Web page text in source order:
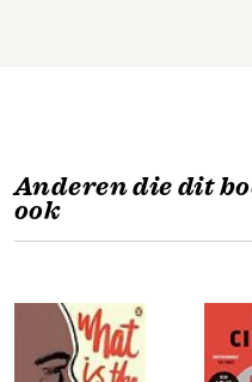
Anderen die dit
ook